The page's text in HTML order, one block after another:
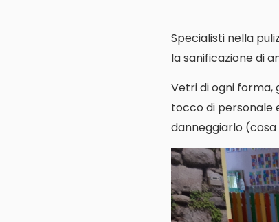
Specialisti nella
la sanificazione di
Vetri di ogni forma,
tocco di personale
danneggiarlo